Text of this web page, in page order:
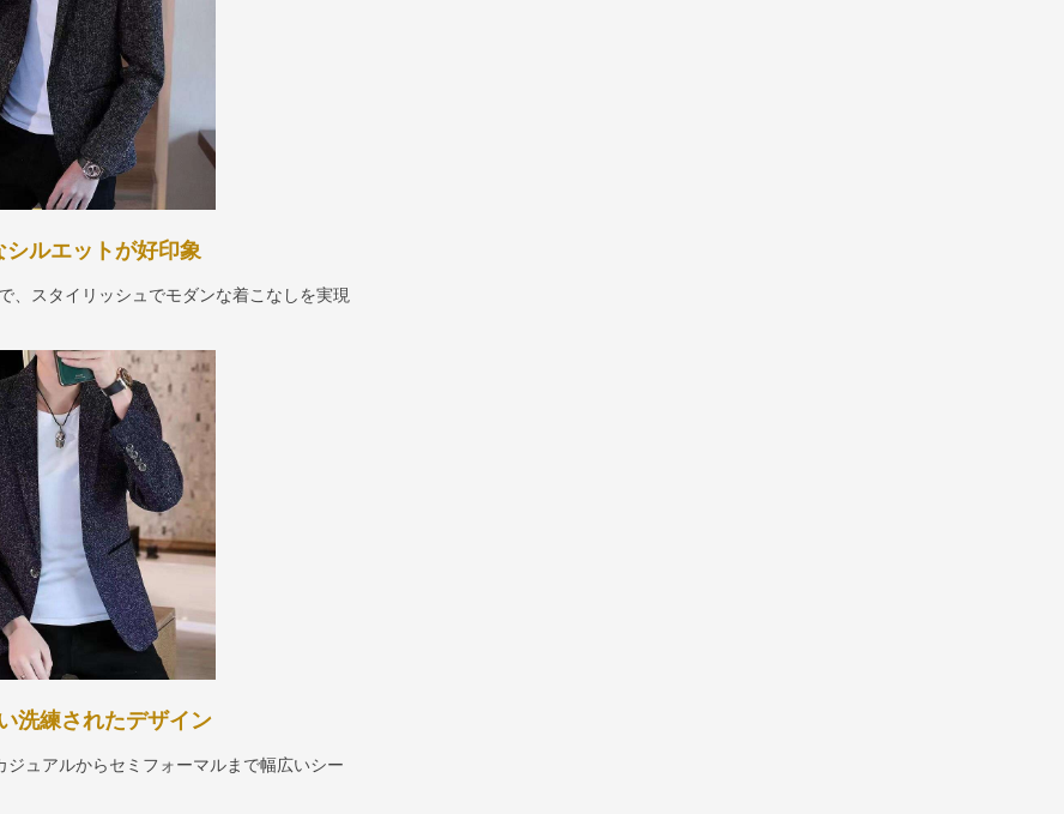
シルエットが好印象
、スタイリッシュでモダンな着こなしを実現
洗練されたデザイン
ュアルからセミフォーマルまで幅広いシー